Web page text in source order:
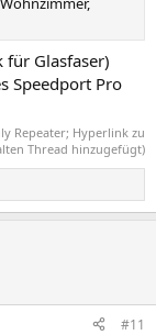
für Glasfaser)
Speedport Pro
Repeater; Hyperlink zu
Thread hinzugefügt)
#11